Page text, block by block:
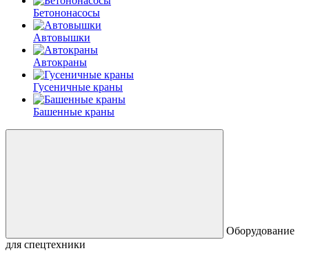
Бетононасосы
Автовышки
Автокраны
Гусеничные краны
Башенные краны
Оборудование
для спецтехники